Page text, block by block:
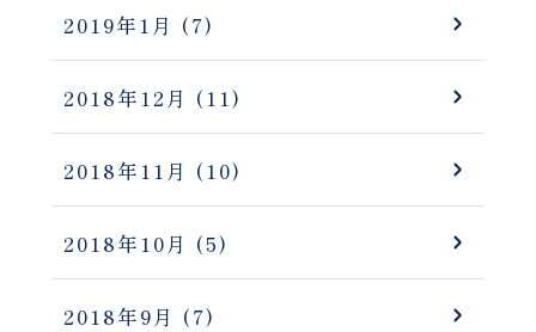
2019年1月 (7)
2018年12月 (11)
2018年11月 (10)
2018年10月 (5)
2018年9月 (7)